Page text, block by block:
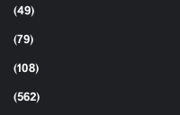
(49)
(79)
(108)
(562)